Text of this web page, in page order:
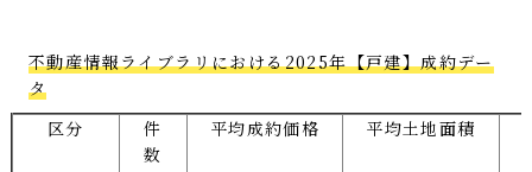
不動産情報ライブラリにおける2025年【戸建】成約デー
タ
区分
件
数
平均成約価格 平均土地面積